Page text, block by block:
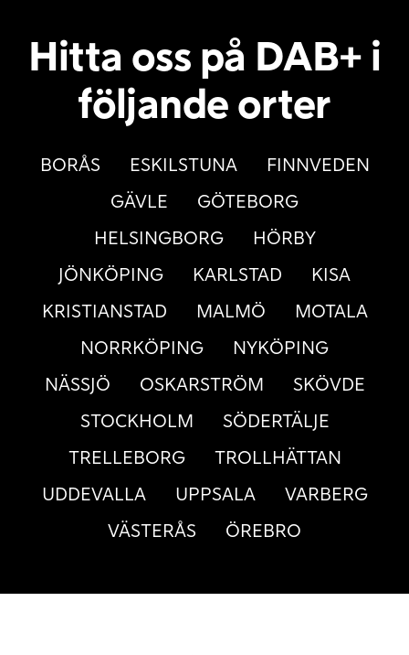
Hitta oss på DAB+ i
följande orter
BORÅS ESKILSTUNA
FINNVEDEN
GÄVLE
GÖTEBORG
HELSINGBORG
HÖRBY
JÖNKÖPING
KARLSTAD
KISA
KRISTIANSTAD
MALMÖ
MOTALA
NORRKÖPING
NYKÖPING
NÄSSJÖ
OSKARSTRÖM
SKÖVDE
STOCKHOLM
SÖDERTÄLJE
TRELLEBORG
TROLLHÄTTAN
UDDEVALLA
UPPSALA
VARBERG
VÄSTERÅS
ÖREBRO